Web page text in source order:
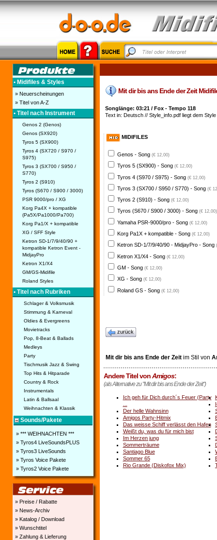
• Midifiles & Styles
» Neuerscheinungen
» Titel von A-Z
• Titel nach Instrument
Genos 2 (Genos)
Genos (SX920)
Tyros 5 (SX900)
Tyros 4 (SX720 / S970 /
S975)
Tyros 3 (SX700 / S950 /
S770)
Tyros 2 (S910)
Tyros (S670 / S900 / 3000)
PSR 9000/pro / XG
Korg Pa4X + kompatible
(Pa5X/Pa1000/Pa700)
Korg Pa1/X + kompatible
XG / SFF Style
Ketron SD-1/7/9/40/90 +
kompatible Ketron Event -
MidjayPro
Ketron X1/X4
GM/GS-Midifile
Roland Styles
• Titel nach Rubriken
Schlager & Volksmusik
Stimmung & Karneval
Oldies & Evergreens
Movietracks
Pop, 8-Beat & Ballads
Medleys
Party
Tischmusik Jazz & Swing
Top Hits & Hitparade
Country & Rock
Instrumentals
Latin & Ballsaal
Weihnachten & Klassik
Sounds/Pakete
» *** WEIHNACHTEN ***
» Tyros4 LiveSoundsPLUS
» Tyros3 LiveSounds
» Tyros Voice Pakete
» Tyros2 Voice Pakete
» Preise / Rabatte
» News-Archiv
» Katalog / Download
» Wunschtitel
» Zahlung & Lieferung
Mit dir bis ans Ende der Zeit
Songlänge: 03:21 / Fox - Tempo 118
Text in: Deutsch // Style_info.pdf liegt dem
MIDIFILES
Genos - Song (€ 12,00)
Tyros 5 (SX900) - Song (€ 12,00)
Tyros 4 (S970 / S975) - Song (€ 12,00)
Tyros 3 (SX700 / S950 / S770) - Song (€
Tyros 2 (S910) - Song (€ 12,00)
Tyros (S670 / S900 / 3000) - Song (€ 12,00)
Yamaha PSR-9000/pro - Song (€ 12,00)
Korg Pa1X + kompatible - Song (€ 12,00)
Ketron SD-1/7/9/40/90 - MidjayPro - Song
Ketron X1/X4 - Song (€ 12,00)
GM - Song (€ 12,00)
XG - Song (€ 12,00)
Roland GS - Song (€ 12,00)
zurück
Mit dir bis ans Ende der Zeitim Stil von
Andere Titel vonAmigos:
(als Alternative zu "Mit dir bis ans Ende der Zeit")
Ich geh für Dich durch´s Feuer (Party
Der helle Wahnsinn
Amigos Party-Hitmix
Das weisse Schiff verlässt den Hafen
Weißt du, was du für mich bist
Im Herzen jung
Sommerträume
Santiago Blue
Sommer 65
Rio Grande (Diskofox Mix)